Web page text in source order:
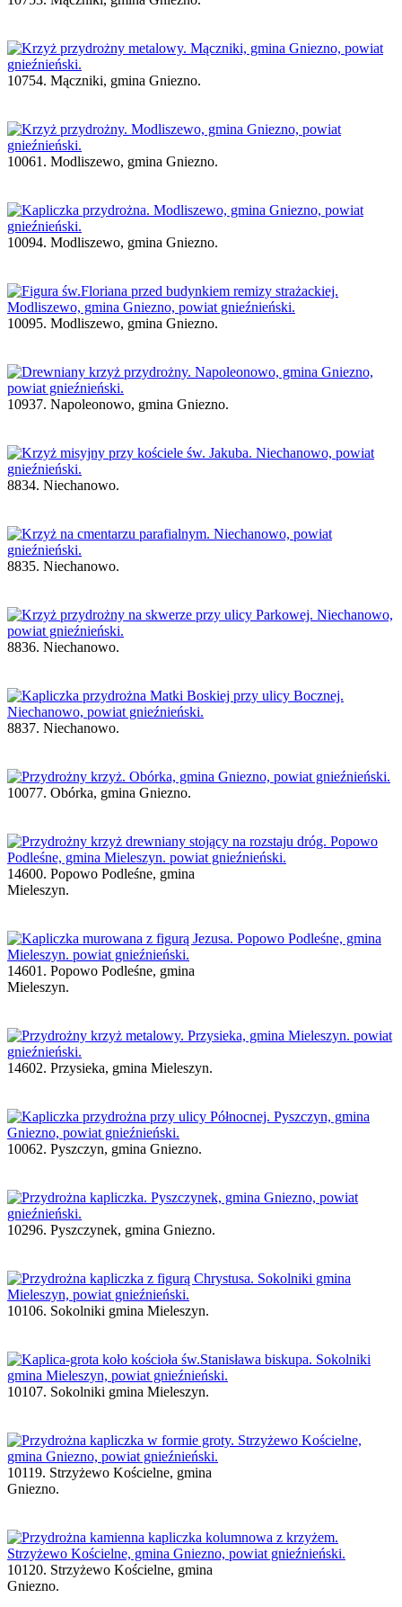
10754. Mączniki, gmina Gniezno.
10061. Modliszewo, gmina Gniezno.
10094. Modliszewo, gmina Gniezno.
10095. Modliszewo, gmina Gniezno.
10937. Napoleonowo, gmina Gniezno.
8834. Niechanowo.
8835. Niechanowo.
8836. Niechanowo.
8837. Niechanowo.
10077. Obórka, gmina Gniezno.
14600. Popowo Podleśne, gmina
Mieleszyn.
14601. Popowo Podleśne, gmina
Mieleszyn.
14602. Przysieka, gmina Mieleszyn.
10062. Pyszczyn, gmina Gniezno.
10296. Pyszczynek, gmina Gniezno.
10106. Sokolniki gmina Mieleszyn.
10107. Sokolniki gmina Mieleszyn.
10119. Strzyżewo Kościelne, gmina
Gniezno.
10120. Strzyżewo Kościelne, gmina
Gniezno.